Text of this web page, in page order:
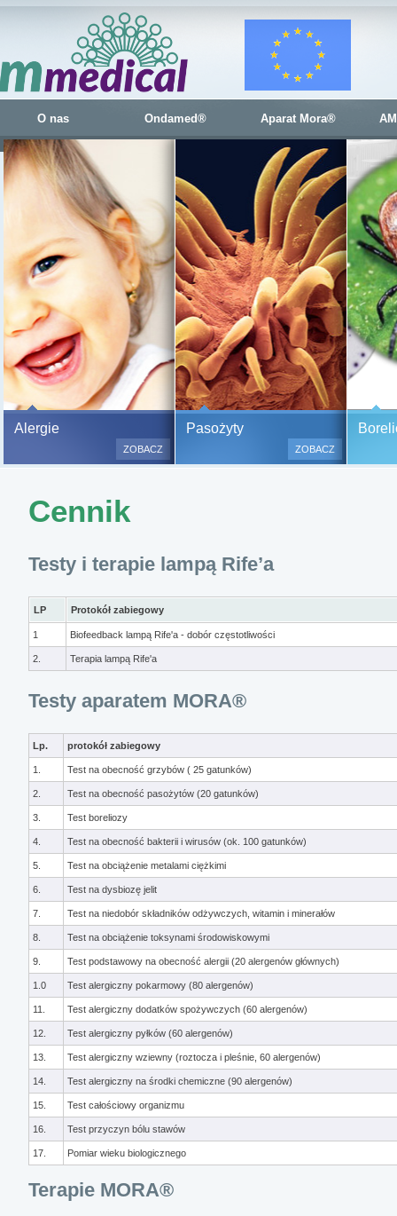
O nas Ondamed® Aparat Mora®
Alergie
Bezbolesne testy alergiczne
500 alergenów oraz zabiegi
odczulające.
ZOBACZ
Pasożyty
ZOBACZ
Cennik
Testy i terapie lampą Rife’a
LP Protokół zabiegowy
1 Biofeedback lampą Rife'a - dobór częstotliwości
2. Terapia lampą Rife'a
Testy aparatem MORA®
Lp. protokół zabiegowy
1. Test na obecność grzybów ( 25 gatunków)
2. Test na obecność pasożytów (20 gatunków)
3. Test boreliozy
4. Test na obecność bakterii i wirusów (ok. 100 gatunków)
5. Test na obciążenie metalami ciężkimi
6. Test na dysbiozę jelit
7. Test na niedobór składników odżywczych, witamin i minerałów
8. Test na obciążenie toksynami środowiskowymi
9. Test podstawowy na obecność alergii (20 alergenów głównych)
1.0 Test alergiczny pokarmowy (80 alergenów)
11. Test alergiczny dodatków spożywczych (60 alergenów)
12. Test alergiczny pyłków (60 alergenów)
13. Test alergiczny wziewny (roztocza i pleśnie, 60 alergenów)
14. Test alergiczny na środki chemiczne (90 alergenów)
15. Test całościowy organizmu
16. Test przyczyn bólu stawów
17. Pomiar wieku biologicznego
Terapie MORA®